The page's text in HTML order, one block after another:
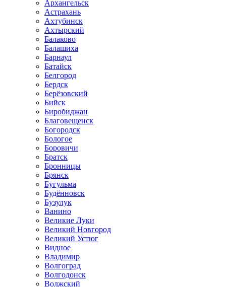
Архангельск
Астрахань
Ахтубинск
Ахтырский
Балаково
Балашиха
Барнаул
Батайск
Белгород
Бердск
Берёзовский
Бийск
Биробиджан
Благовещенск
Богородск
Бологое
Боровичи
Братск
Бронницы
Брянск
Бугульма
Будённовск
Бузулук
Ванино
Великие Луки
Великий Новгород
Великий Устюг
Видное
Владимир
Волгоград
Волгодонск
Волжский